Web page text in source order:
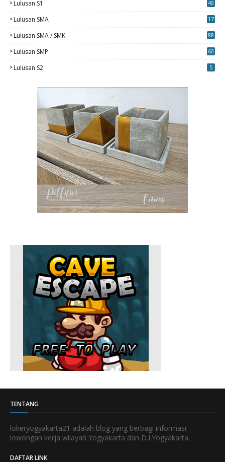
Lulusan S1
40
Lulusan SMA 17
Lulusan SMA / SMK
88
Lulusan SMP 60
Lulusan S2 5
TENTANG
lokeryogyakarta21 adalah blog yang berbagi informasi
lowongan kerja wilayah Yogyakarta dan D.I.Yogyakarta.
DAFTAR LINK